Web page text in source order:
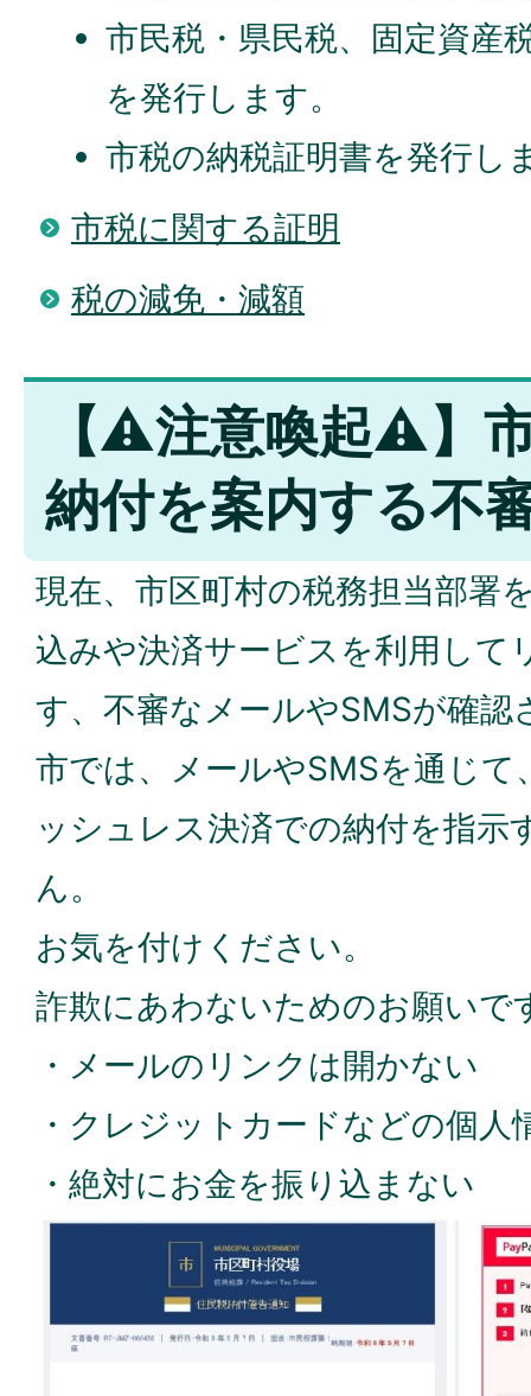
市民税・県民税、固定資産
を発行します。
市税の納税証明書を発行し
市税に関する証明
税の減免・減額
【⚠️注意喚起⚠️】
納付を案内する不
現在、市区町村の税務担当部署
込みや決済サービスを利用して
す、不審なメールやSMSが確認
市では、メールやSMSを通じて
ッシュレス決済での納付を指示
ん。
お気を付けください。
詐欺にあわないためのお願いで
・メールのリンクは開かない
・クレジットカードなどの個人
・絶対にお金を振り込まない